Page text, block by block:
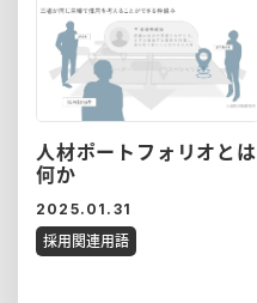
人材ポートフォリオとは
何か
2025.01.31
採用関連用語